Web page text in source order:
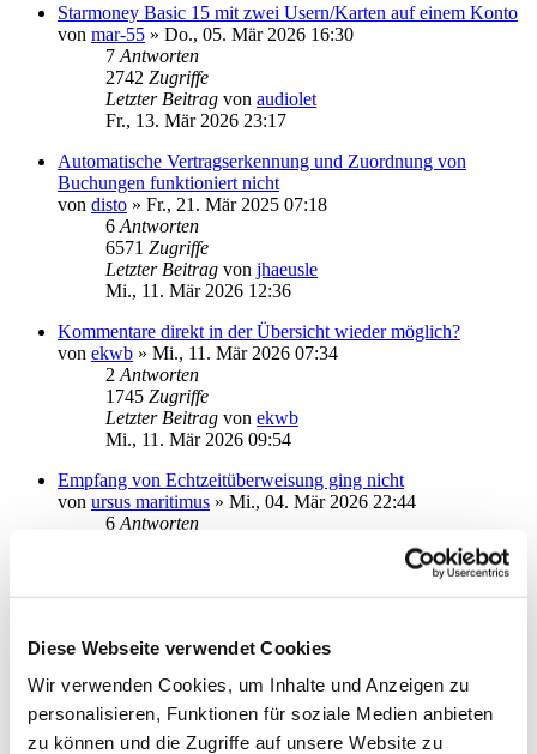
Diese Webseite verwendet Cookies
Wir verwenden Cookies, um Inhalte und Anzeigen zu
personalisieren, Funktionen für soziale Medien anbieten
zu können und die Zugriffe auf unsere Website zu
Starmoney Basic 15 mit zwei Usern/Karten auf einem Konto
von mar-55 » Do., 05. Mär 2026 16:30
7 Antworten
2742 Zugriffe
Letzter Beitrag von audiolet
Fr., 13. Mär 2026 23:17
Automatische Vertragserkennung und Zuordnung von
Buchungen funktioniert nicht
von disto » Fr., 21. Mär 2025 07:18
6 Antworten
6571 Zugriffe
Letzter Beitrag von jhaeusle
Mi., 11. Mär 2026 12:36
Kommentare direkt in der Übersicht wieder möglich?
von ekwb » Mi., 11. Mär 2026 07:34
2 Antworten
1745 Zugriffe
Letzter Beitrag von ekwb
Mi., 11. Mär 2026 09:54
Empfang von Echtzeitüberweisung ging nicht
von ursus maritimus » Mi., 04. Mär 2026 22:44
6 Antworten
vonhalbmond14»Do., 05. Mär 2026 11:14
1829Zugriffe
Letzter Beitragvonhalbmond14
Do., 05. Mär 2026 12:07